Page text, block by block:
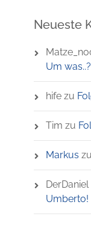
Neueste
Um
hifezu
Tim zu
Markus zu
DerDaniel
Umberto!